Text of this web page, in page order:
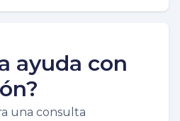
ayuda con
una consulta